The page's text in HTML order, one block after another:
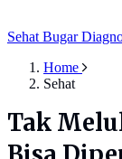
Sehat Bugar
Home
Sehat
Tak